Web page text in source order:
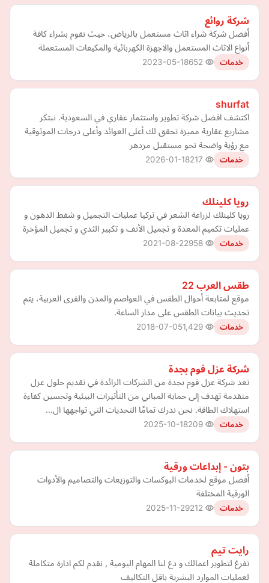
شركة روائع
أفضل شركة شراء اثاث مستعمل بالرياض، حيث نقوم بشراء كافة
أنواع الاثاث المستعمل والاجهزة الكهربائية والمكيفات المستعملة
خدمات 2023-05-18
shurfat
اكتشف افضل شركة تطوير واستثمار عقاري في السعودية. نبتكر
مشاريع عقارية مميزة تحقق لك أعلى العوائد وأعلى درجات الموثوقية
مع رؤية واضحة نحو مستقبل مزدهر
خدمات 2026-01-18
رويا كلينلك
رويا كلينلك لزراعة الشعر في تركيا عمليات التجميل و شفط الدهون و
عمليات تكميم المعدة و تجميل الأنف و تكبير الثدي و تجميل المؤخرة
خدمات 2021-08-22
طقس العرب 22
موقع لمتابعة أحوال الطقس في العواصم والمدن والقرى العربية، يتم
تحديث بيانات الطقس على مدار الساعة.
خدمات 2018-07-05
شركة عزل فوم بجدة
تعد شركة عزل فوم بجدة من الشركات الرائدة في تقديم حلول عزل
متقدمة تهدف إلى حماية المباني من التأثيرات البيئية وتحسين كفاءة
استهلاك الطاقة. نحن ندرك تمامًا التحديات التي تواجهها ال…
خدمات 2025-10-18
بتون - إبداعات ورقية
أفضل موقع لخدمات البوكسات والتوزيعات والتصاميم والأدوات
الورقية المختلفة
خدمات 2025-11-29
رايت تيم
تفرغ لتطوير اعمالك و دع لنا المهام اليومية , نقدم لكم ادارة متكاملة
لعمليات الموارد البشرية باقل التكاليف